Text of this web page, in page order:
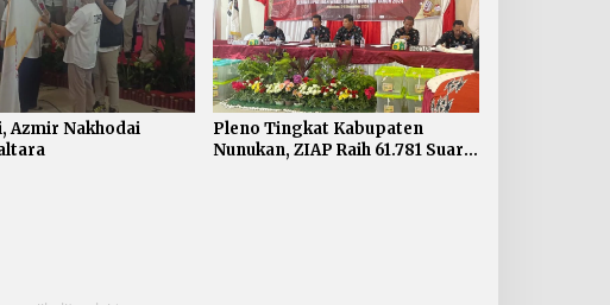
Azmir Nakhodai
Pleno Tingkat Kabupaten
Nunukan, ZIAP Raih 61.781 Suara